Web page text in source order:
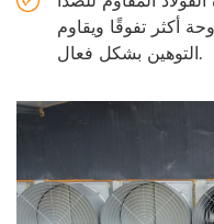
أكثر تفوقًا ويقاوم
التوهين بشكل فعال.